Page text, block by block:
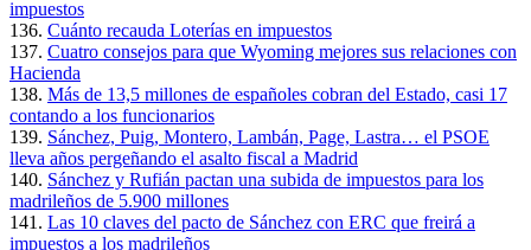
impuestos
136. Cuánto recauda Loterías en impuestos
137. Cuatro consejos para que Wyoming mejores sus relaciones con
Hacienda
138. Más de 13,5 millones de españoles cobran del Estado, casi 17
contando a los funcionarios
139. Sánchez, Puig, Montero, Lambán, Page, Lastra… el PSOE
lleva años pergeñando el asalto fiscal a Madrid
140. Sánchez y Rufián pactan una subida de impuestos para los
madrileños de 5.900 millones
141. Las 10 claves del pacto de Sánchez con ERC que freirá a
impuestos a los madrileños